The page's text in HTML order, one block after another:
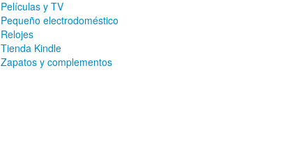
Películas y TV
Pequeño electrodoméstico
Relojes
Tienda Kindle
Zapatos y complementos